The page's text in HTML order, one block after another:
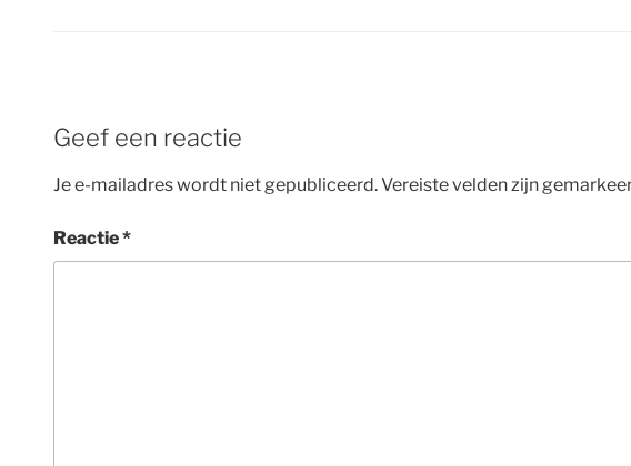
Geef een reactie
Je e-mailadres wordt niet gepubliceerd.Vereiste velden zijn
Reactie*